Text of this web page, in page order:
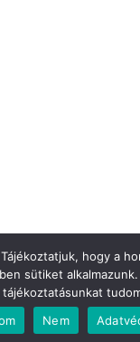
hogy a
sütiket
tájékoztatásunkat
Nem